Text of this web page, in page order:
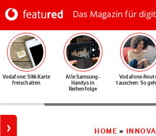
Das Magazin für
Vodafone: SIM-Karte
freischalten
Alle Samsung-
Handys in
Reihenfolge
Vodafone-
tauschen: So
HOME »